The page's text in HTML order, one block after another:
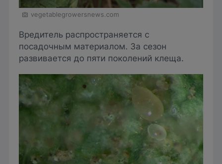
vegetablegrowersnews.com
Вредитель распространяется с
посадочным материалом. За сезон
развивается до пяти поколений клеща.